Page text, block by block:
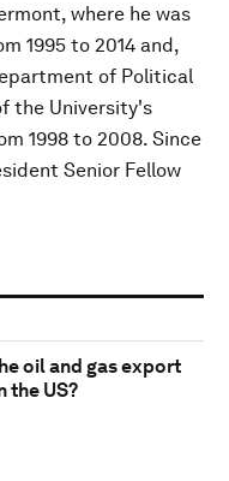
where he was
1995 to 2014 and,
of Political
the University's
1998 to 2008. Since
Senior Fellow
oil and gas export
the US?